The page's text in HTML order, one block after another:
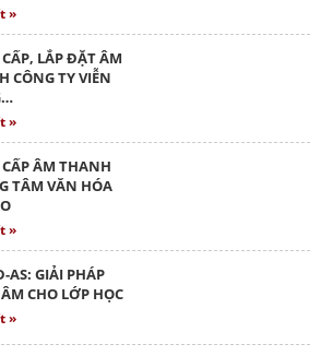
»
LẮP ĐẶT ÂM
CÔNG TY VIỄN
»
ÂM THANH
TÂM VĂN HÓA
»
AS: GIẢI PHÁP
CHO LỚP HỌC
»